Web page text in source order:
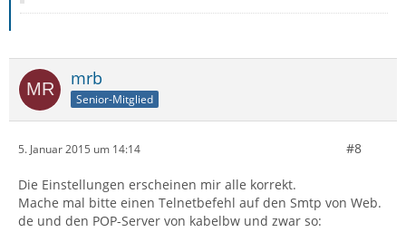
mrb
Senior-Mitglied
5. Januar 2015 um 14:14 #8
Die Einstellungen erscheinen mir alle korrekt.
Mache mal bitte einen Telnetbefehl auf den Smtp von Web.
de und den POP-Server von kabelbw und zwar so: